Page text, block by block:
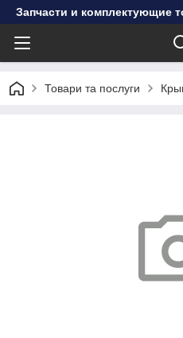
Запчасти и комплектующие
Товари та послуги